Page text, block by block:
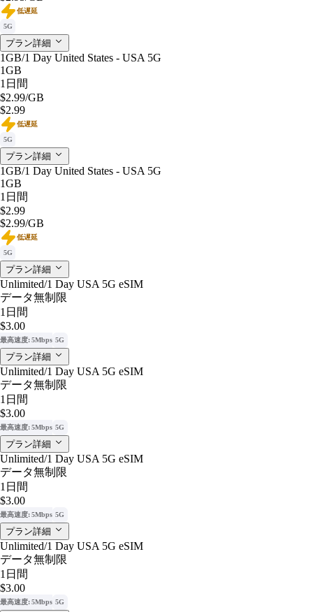
低遅延
5G
プラン詳細
1GB/1 Day United States - USA 5G
1GB
1日間
$2.99/GB
$2.99
低遅延
5G
プラン詳細
1GB/1 Day United States - USA 5G
1GB
1日間
$2.99
$2.99/GB
低遅延
5G
プラン詳細
Unlimited/1 Day USA 5G eSIM
データ無制限
1日間
$3.00
最高速度: 5Mbps 5G
プラン詳細
Unlimited/1 Day USA 5G eSIM
データ無制限
1日間
$3.00
最高速度: 5Mbps 5G
プラン詳細
Unlimited/1 Day USA 5G eSIM
データ無制限
1日間
$3.00
最高速度: 5Mbps 5G
プラン詳細
Unlimited/1 Day USA 5G eSIM
データ無制限
1日間
$3.00
最高速度: 5Mbps 5G